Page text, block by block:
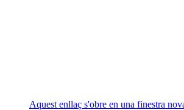
Aquest enllaç s'obre en una finestra